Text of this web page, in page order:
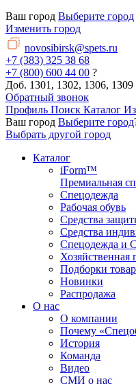
Ваш город Выберите город
Изменить город
novosibirsk@spets.ru
+7 (383) 325 38 68
+7 (800) 600 44 00 ?
Доб. 1301, 1302, 1306,
Обратный звонок
Профиль Поиск Каталог
Ваш город Выберите город
Выбрать другой город
Каталог
iForm™
Премиальная
Спецодежда
Рабочая обувь
Средства
Средства
Спецодежда
Хозяйственная
Подборки
Новинки
Распродажа
О нас
О компании
Почему
История
Команда
Видео
СМИ о нас